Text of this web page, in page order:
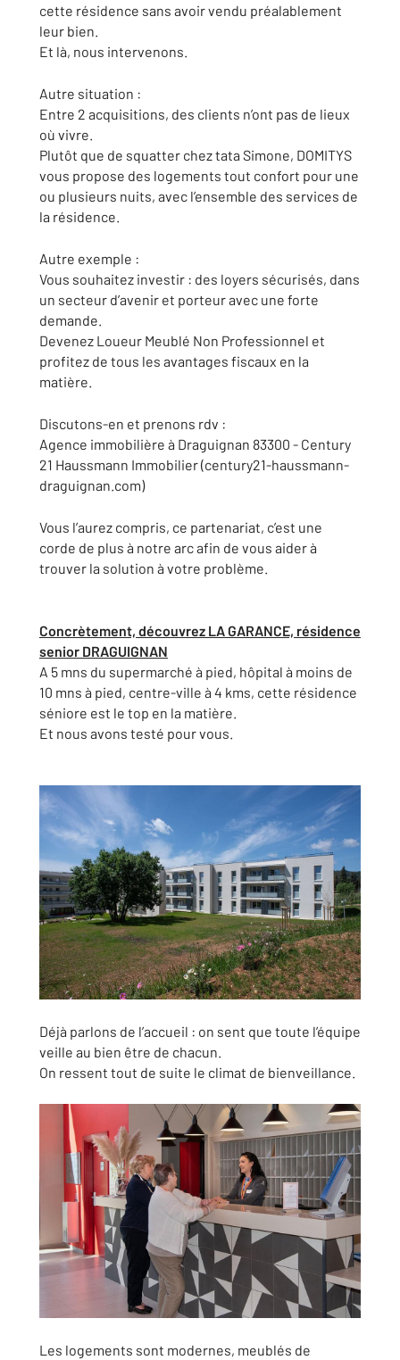
cette résidence sans avoir vendu préalablement
leur bien.
Et là, nous intervenons.
Autre situation :
Entre 2 acquisitions, des clients n’ont pas de lieux
où vivre.
Plutôt que de squatter chez tata Simone, DOMITYS
vous propose des logements tout confort pour une
ou plusieurs nuits, avec l’ensemble des services de
la résidence.
Autre exemple :
Vous souhaitez investir : des loyers sécurisés, dans
un secteur d’avenir et porteur avec une forte
demande.
Devenez Loueur Meublé Non Professionnel et
profitez de tous les avantages fiscaux en la
matière.
Discutons-en et prenons rdv :
Agence immobilière à Draguignan 83300 - Century
21 Haussmann Immobilier (century21-haussmann-
draguignan.com)
Vous l’aurez compris, ce partenariat, c’est une
corde de plus à notre arc afin de vous aider à
trouver la solution à votre problème.
Concrètement, découvrez LA GARANCE, résidence
senior DRAGUIGNAN
A 5 mns du supermarché à pied, hôpital à moins de
10 mns à pied, centre-ville à 4 kms, cette résidence
séniore est le top en la matière.
Et nous avons testé pour vous.
Déjà parlons de l’accueil : on sent que toute l’équipe
veille au bien être de chacun.
On ressent tout de suite le climat de bienveillance.
Les logements sont modernes, meublés de